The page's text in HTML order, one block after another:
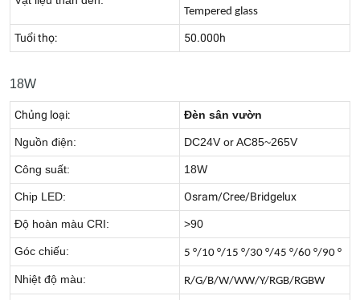
Tempered glass
Tuổi thọ: 50.000h
18W
Chủng loại: Đèn sân vườn
Nguồn điện: DC24V or AC85~265V
Công suất: 18W
Chip LED: Osram/Cree/Bridgelux
Độ hoàn màu CRI: >90
Góc chiếu: 5 °/10 °/15 °/30 °/45 °/60 °/90 °
Nhiệt độ màu: R/G/B/W/WW/Y/RGB/RGBW